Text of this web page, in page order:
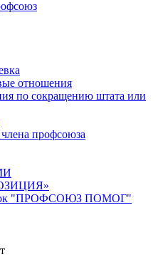
отношения
по сокращению штата или
профсоюза
"ПРОФСОЮЗ ПОМОГ"